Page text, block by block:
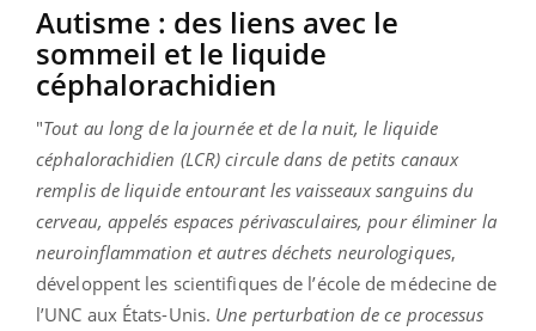
Autisme : des liens avec le
sommeil et le liquide
céphalorachidien
"Tout au long de la journée et de la nuit, le liquide
céphalorachidien (LCR) circule dans de petits canaux
remplis de liquide entourant les vaisseaux sanguins du
cerveau, appelés espaces périvasculaires, pour éliminer la
neuroinflammation et autres déchets neurologiques,
développent les scientifiques de l’école de médecine de
l’UNC aux États-Unis. Une perturbation de ce processus